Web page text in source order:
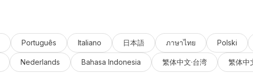
Português Italiano 日本語 ภาษาไทย Polski
Nederlands Bahasa Indonesia 繁体中文·台湾 繁体中